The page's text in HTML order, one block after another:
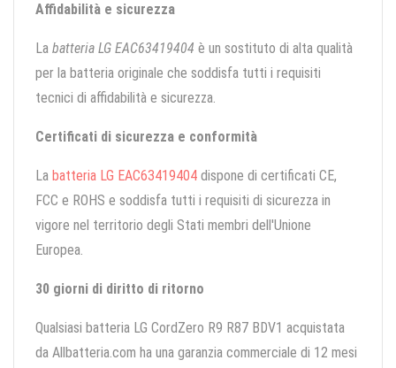
Affidabilità e sicurezza
La batteria LG EAC63419404 è un sostituto di alta qualità
per la batteria originale che soddisfa tutti i requisiti
tecnici di affidabilità e sicurezza.
Certificati di sicurezza e conformità
La batteria LG EAC63419404 dispone di certificati CE,
FCC e ROHS e soddisfa tutti i requisiti di sicurezza in
vigore nel territorio degli Stati membri dell'Unione
Europea.
30 giorni di diritto di ritorno
Qualsiasi batteria LG CordZero R9 R87 BDV1 acquistata
da Allbatteria.com ha una garanzia commerciale di 12 mesi